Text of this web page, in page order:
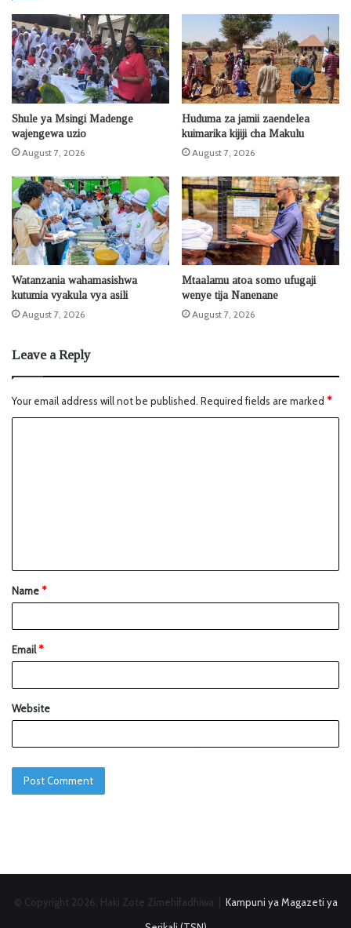
Shule ya Msingi Madenge
wajengewa uzio
August 7, 2026
Huduma za jamii zaendelea
kuimarika kijiji cha Makulu
August 7, 2026
Watanzania wahamasishwa
kutumia vyakula vya asili
August 7, 2026
Mtaalamu atoa somo ufugaji
wenye tija Nanenane
August 7, 2026
Leave a Reply
Your email address will not be published. Required fields are marked *
Name*
Email*
Website
© Copyright 2026, Haki Zote Zimehifadhiwa | Kampuni ya Magazeti ya